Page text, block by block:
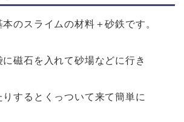
のスライムの材料＋砂鉄です。
磁石を入れて砂場などに行き
するとくっついて来て簡単に